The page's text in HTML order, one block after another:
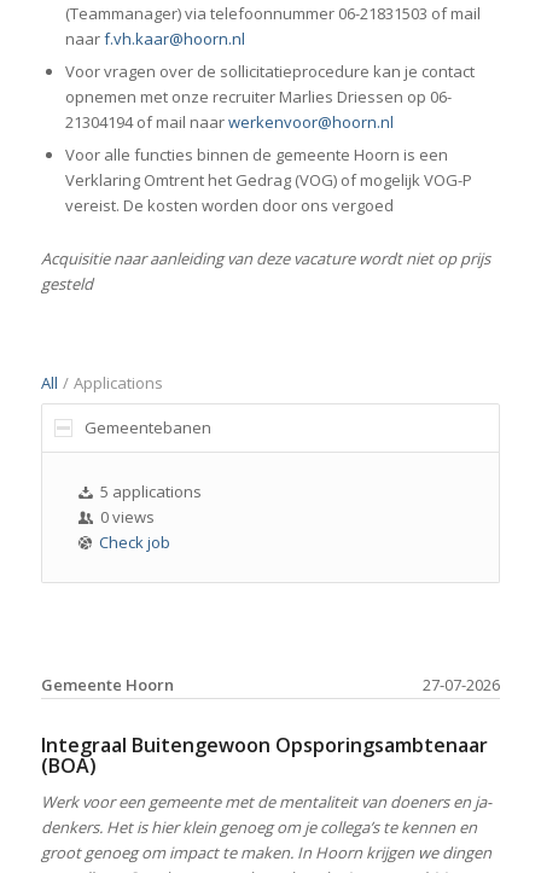
(Teammanager) via telefoonnummer 06-21831503 of mail
naarf.vh.kaar@hoorn.nl
Voor vragen over de sollicitatieprocedure kan je contact
opnemen met onze recruiter Marlies Driessen op 06-
21304194 of mail naarwerkenvoor@hoorn.nl
Voor alle functies binnen de gemeente Hoorn is een
Verklaring Omtrent het Gedrag (VOG) of mogelijk VOG-P
vereist. De kosten worden door ons vergoed
Acquisitie naar aanleiding van deze vacature wordt niet op prijs
gesteld
All / Applications
Gemeentebanen
5 applications
0 views
Check job
27-07-2026
Gemeente Hoorn
Integraal Buitengewoon Opsporingsambtenaar
(BOA)
Werk voor een gemeente met de mentaliteit van doeners en ja-
denkers. Het is hier klein genoeg om je collega’s te kennen en
groot genoeg om impact te maken. In Hoorn krijgen we dingen